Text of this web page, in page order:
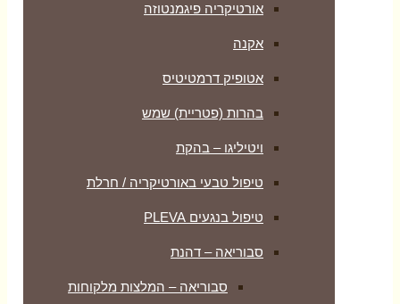
אורטיקריה פיגמנטוזה
אקנה
אטופיק דרמטיטיס
בהרות (פטריית) שמש
ויטיליגו – בהקת
טיפול טבעי באורטיקריה / חרלת
טיפול בנגעים PLEVA
סבוריאה – דהנת
סבוריאה – המלצות מלקוחות